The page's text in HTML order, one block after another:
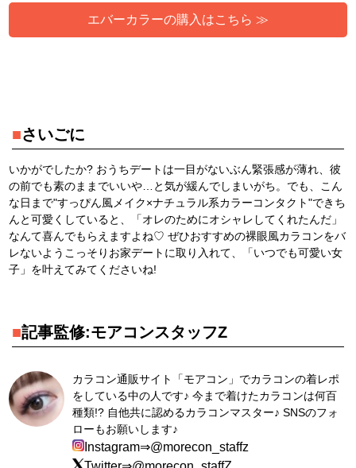
エバーカラーの購入はこちら ≫
■さいごに
いかがでしたか? おうちデートは一目がないぶん緊張感が薄れ、彼
の前でも素のままでいいや…と気が緩んでしまいがち。でも、こん
な日まで"すっぴん風メイク×ナチュラル系カラーコンタクト"できち
んと可愛くしていると、「オレのためにオシャレしてくれたんだ」
なんて喜んでもらえますよね♡ ぜひおすすめの裸眼風カラコンをバ
レないようこっそりお家デートに取り入れて、「いつでも可愛い女
子」を叶えてみてくださいね!
■記事監修:モアコンスタッフZ
カラコン通販サイト「モアコン」でカラコンの着レポ
をしている中の人です♪ 今まで着けたカラコンは何百
種類!? 自他共に認めるカラコンマスター♪ SNSのフォ
ローもお願いします♪
Instagram⇒@morecon_staffz